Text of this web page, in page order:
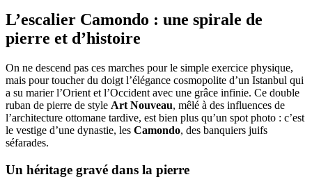
L’escalier Camondo : une spirale de
pierre et d’histoire
On ne descend pas ces marches pour le simple exercice physique,
mais pour toucher du doigt l’élégance cosmopolite d’un Istanbul qui
a su marier l’Orient et l’Occident avec une grâce infinie. Ce double
ruban de pierre de style Art Nouveau, mêlé à des influences de
l’architecture ottomane tardive, est bien plus qu’un spot photo : c’est
le vestige d’une dynastie, les Camondo, des banquiers juifs
séfarades.
Un héritage gravé dans la pierre